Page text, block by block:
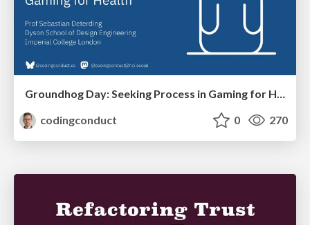
Groundhog Day: Seeking Process in Gaming for Health
codingconduct
0 270